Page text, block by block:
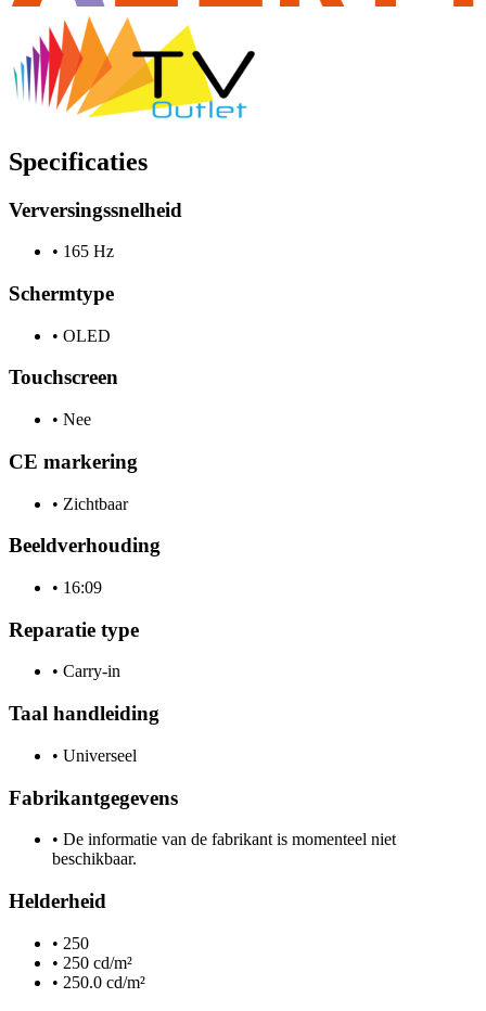
Specificaties
Verversingssnelheid
• 165 Hz
Schermtype
• OLED
Touchscreen
• Nee
CE markering
• Zichtbaar
Beeldverhouding
• 16:09
Reparatie type
• Carry-in
Taal handleiding
• Universeel
Fabrikantgegevens
• De informatie van de fabrikant is momenteel niet
beschikbaar.
Helderheid
• 250
• 250 cd/m²
• 250.0 cd/m²